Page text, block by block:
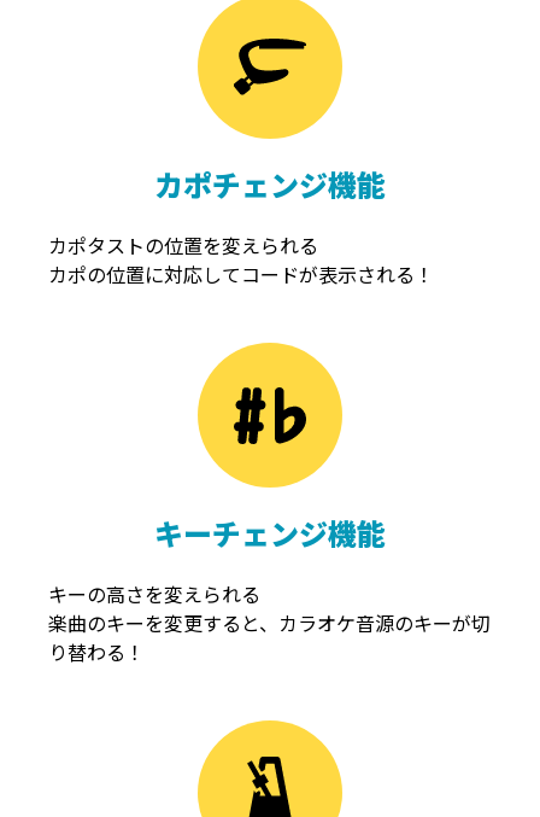
カポチェンジ機能
カポタストの位置を変えられる
カポの位置に対応してコードが表示される！
キーチェンジ機能
キーの高さを変えられる
楽曲のキーを変更すると、カラオケ音源のキーが切
り替わる！